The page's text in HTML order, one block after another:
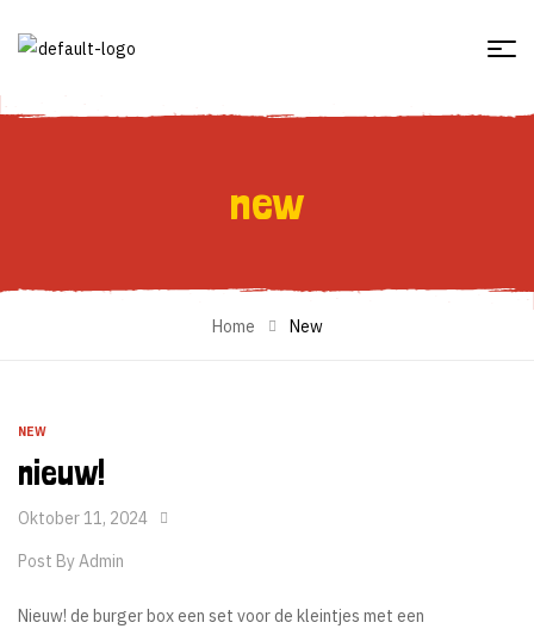
new
Home New
NEW
nieuw!
Oktober 11, 2024
Post ByAdmin
Nieuw! de burger box een set voor de kleintjes met een